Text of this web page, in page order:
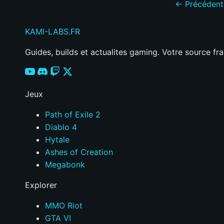
← Précédent
KAMI-LABS.FR
Guides, builds et actualites gaming. Votre source
Jeux
Path of Exile 2
Diablo 4
Hytale
Ashes of Creation
Megabonk
Explorer
MMO Riot
GTA VI